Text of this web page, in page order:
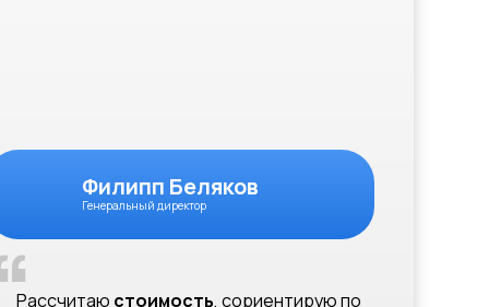
Рассчитаю стоимость, сориентирую по
Генеральный директор
Филипп Беляков